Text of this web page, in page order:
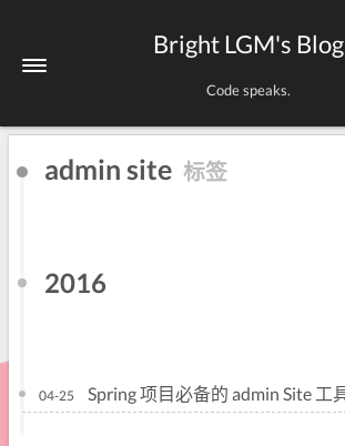
Bright LGM's Blog
Code speaks.
admin site 标签
2016
04-25 Spring 项目必备的 admin Site 工